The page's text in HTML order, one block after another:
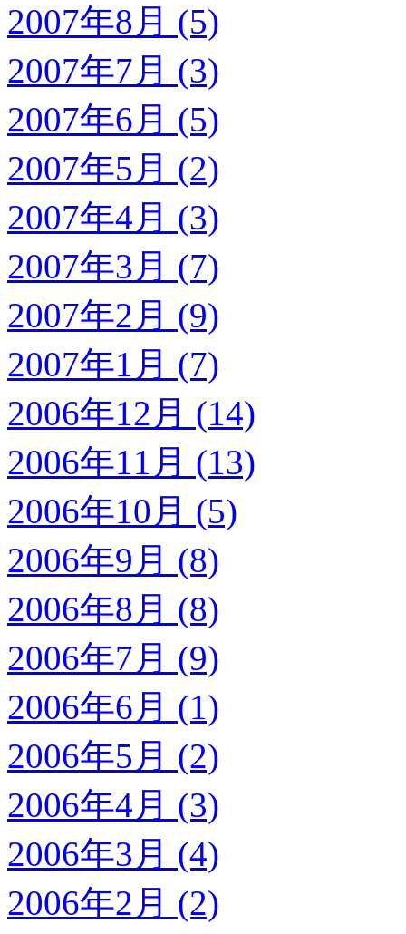
2007年8月 (5)
2007年7月 (3)
2007年6月 (5)
2007年5月 (2)
2007年4月 (3)
2007年3月 (7)
2007年2月 (9)
2007年1月 (7)
2006年12月 (14)
2006年11月 (13)
2006年10月 (5)
2006年9月 (8)
2006年8月 (8)
2006年7月 (9)
2006年6月 (1)
2006年5月 (2)
2006年4月 (3)
2006年3月 (4)
2006年2月 (2)